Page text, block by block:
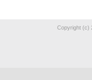
Copyright (c)